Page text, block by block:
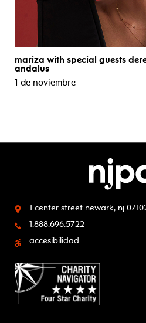
mariza with special guests
andalus
1 de noviembre
1 center street newark, nj
1.888.696.5722
accesibilidad